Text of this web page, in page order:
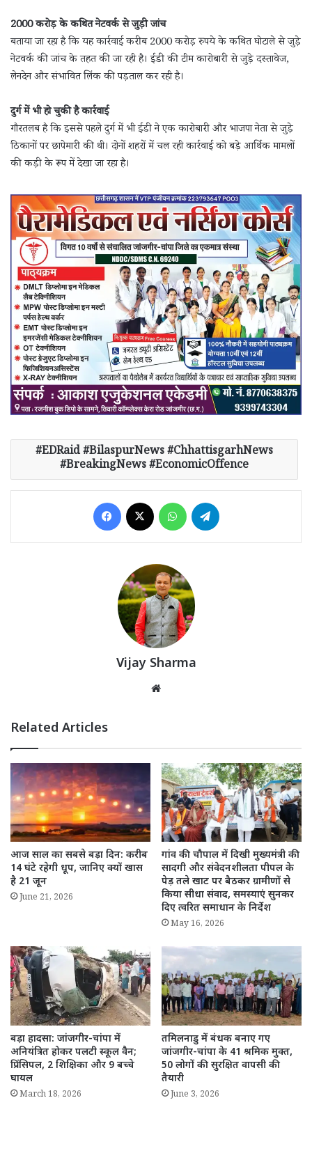
2000 करोड़ के कथित नेटवर्क से जुड़ी जांच
बताया जा रहा है कि यह कार्रवाई करीब 2000 करोड़ रुपये के कथित घोटाले से जुड़े
नेटवर्क की जांच के तहत की जा रही है। ईडी की टीम कारोबारी से जुड़े दस्तावेज,
लेनदेन और संभावित लिंक की पड़ताल कर रही है।
दुर्ग में भी हो चुकी है कार्रवाई
गौरतलब है कि इससे पहले दुर्ग में भी ईडी ने एक कारोबारी और भाजपा नेता से जुड़े
ठिकानों पर छापेमारी की थी। दोनों शहरों में चल रही कार्रवाई को बड़े आर्थिक मामलों
की कड़ी के रूप में देखा जा रहा है।
EDRaid #BilaspurNews #ChhattisgarhNews
#BreakingNews #EconomicOffence
Facebook WhatsApp
Vijay Sharma
Related Articles
आज साल का सबसे बड़ा दिन: करीब
14 घंटे रहेगी धूप, जानिए क्यों खास
है 21 जून
June 21, 2026
गांव की चौपाल में दिखी मुख्यमंत्री की
सादगी और संवेदनशीलता पीपल के
पेड़ तले खाट पर बैठकर ग्रामीणों से
किया सीधा संवाद, समस्याएं सुनकर
दिए त्वरित समाधान के निर्देश
May 16, 2026
बड़ा हादसा: जांजगीर-चांपा में
अनियंत्रित होकर पलटी स्कूल वैन;
प्रिंसिपल, 2 शिक्षिका और 9 बच्चे
घायल
March 18, 2026
तमिलनाडु में बंधक बनाए गए
जांजगीर-चांपा के 41 श्रमिक मुक्त,
50 लोगों की सुरक्षित वापसी की
तैयारी
June 3, 2026